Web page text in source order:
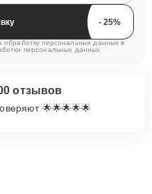
заявку
персональных данных в
персональных данных
отзывов
🌟🌟🌟🌟🌟